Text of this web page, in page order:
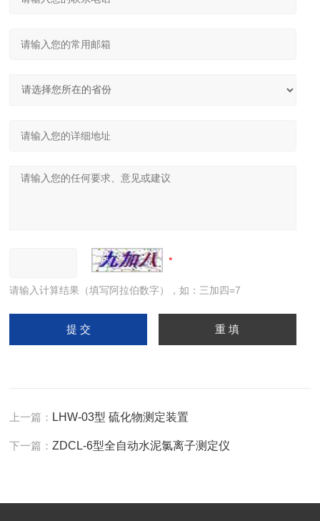
请输入计算结果（填写阿拉伯数字），如：三加四=7
上一篇： LHW-03型 硫化物测定装置
下一篇：ZDCL-6型全自动水泥氯离子测定仪